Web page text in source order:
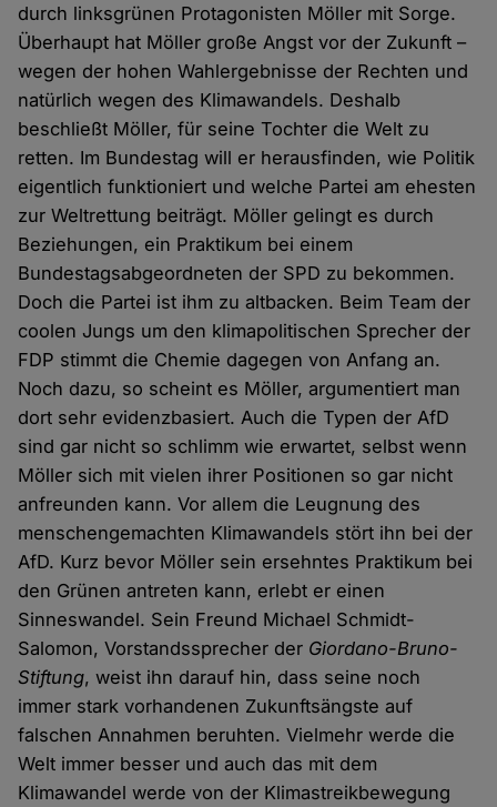
durch linksgrünen Protagonisten Möller mit Sorge.
Überhaupt hat Möller große Angst vor der Zukunft –
wegen der hohen Wahlergebnisse der Rechten und
natürlich wegen des Klimawandels. Deshalb
beschließt Möller, für seine Tochter die Welt zu
retten. Im Bundestag will er herausfinden, wie Politik
eigentlich funktioniert und welche Partei am ehesten
zur Weltrettung beiträgt. Möller gelingt es durch
Beziehungen, ein Praktikum bei einem
Bundestagsabgeordneten der SPD zu bekommen.
Doch die Partei ist ihm zu altbacken. Beim Team der
coolen Jungs um den klimapolitischen Sprecher der
FDP stimmt die Chemie dagegen von Anfang an.
Noch dazu, so scheint es Möller, argumentiert man
dort sehr evidenzbasiert. Auch die Typen der AfD
sind gar nicht so schlimm wie erwartet, selbst wenn
Möller sich mit vielen ihrer Positionen so gar nicht
anfreunden kann. Vor allem die Leugnung des
menschengemachten Klimawandels stört ihn bei der
AfD. Kurz bevor Möller sein ersehntes Praktikum bei
den Grünen antreten kann, erlebt er einen
Sinneswandel. Sein Freund Michael Schmidt-
Salomon, Vorstandssprecher der Giordano-Bruno-
Stiftung, weist ihn darauf hin, dass seine noch
immer stark vorhandenen Zukunftsängste auf
falschen Annahmen beruhten. Vielmehr werde die
Welt immer besser und auch das mit dem
Klimawandel werde von der Klimastreikbewegung